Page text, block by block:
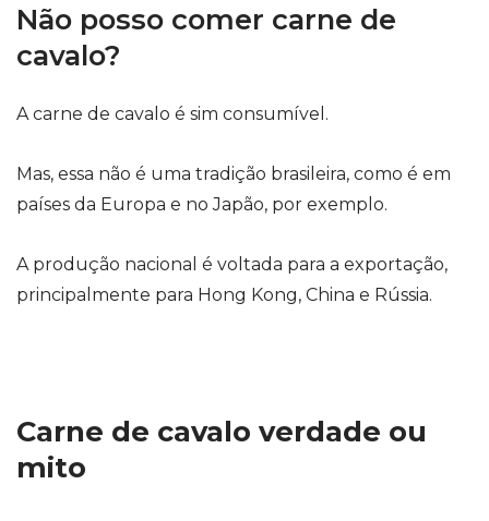
Não posso comer carne de
cavalo?
A carne de cavalo é sim consumível.
Mas, essa não é uma tradição brasileira, como é em
países da Europa e no Japão, por exemplo.
A produção nacional é voltada para a exportação,
principalmente para Hong Kong, China e Rússia.
Carne de cavalo verdade ou
mito